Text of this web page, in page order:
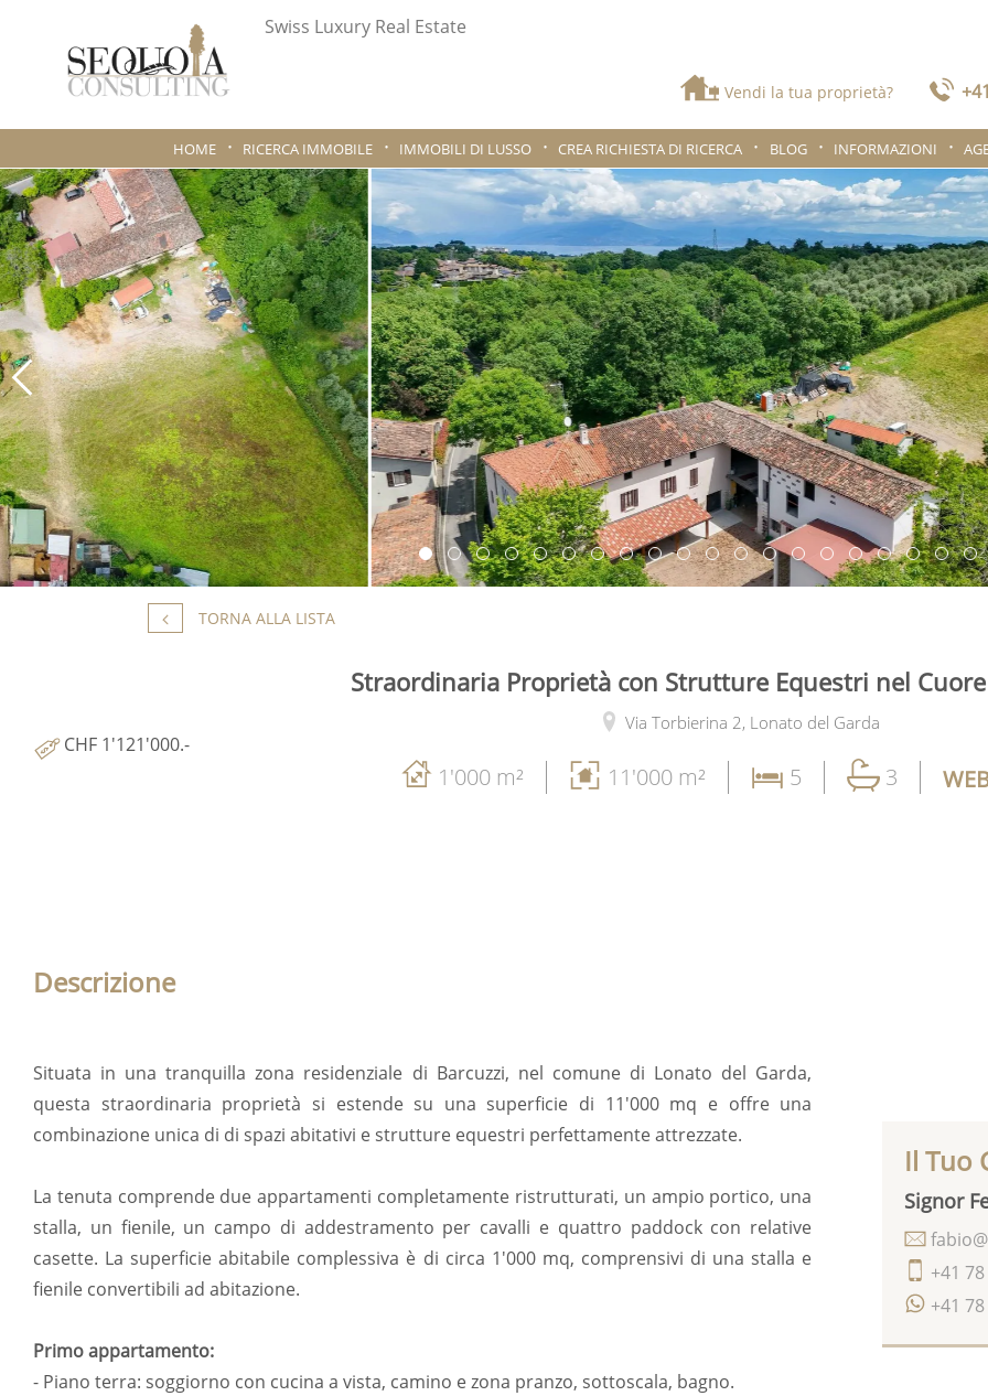
Swiss Luxury Real Estate
Vendi la tua proprietà?
HOME RICERCA IMMOBILE IMMOBILI DI LUSSO CREA RICHIESTA DI RICERCA BLOG INFORMAZIONI
TORNA ALLA LISTA
Straordinaria Proprietà con Strutture Equestri nel
Via Torbierina 2, Lonato del Garda
CHF 1'121'000.-
1'000 m² 11'000 m² 5 3
Descrizione
Situata in una tranquilla zona residenziale di Barcuzzi, nel comune di Lonato del Garda,
questa straordinaria proprietà si estende su una superficie di 11'000 mq e offre una
combinazione unica di di spazi abitativi e strutture equestri perfettamente attrezzate.
La tenuta comprende due appartamenti completamente ristrutturati, un ampio portico, una
stalla, un fienile, un campo di addestramento per cavalli e quattro paddock con relative
casette. La superficie abitabile complessiva è di circa 1'000 mq, comprensivi di una stalla e
fienile convertibili ad abitazione.
Primo appartamento:
- Piano terra: soggiorno con cucina a vista, camino e zona pranzo, sottoscala, bagno.
Il Tuo
Signor
+41
+41